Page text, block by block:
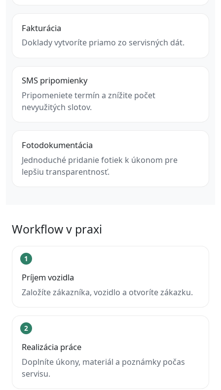
Fakturácia
Doklady vytvoríte priamo zo servisných dát.
SMS pripomienky
Pripomeniete termín a znížite počet
nevyužitých slotov.
Fotodokumentácia
Jednoduché pridanie fotiek k úkonom pre
lepšiu transparentnosť.
Workflow v praxi
1
Príjem vozidla
Založíte zákazníka, vozidlo a otvoríte zákazku.
2
Realizácia práce
Doplníte úkony, materiál a poznámky počas
servisu.